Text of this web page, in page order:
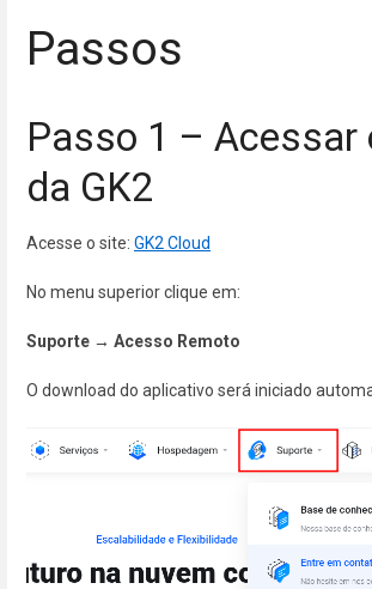
Passos
Passo 1 – Acessar
da GK2
Acesse o site: GK2 Cloud
No menu superior clique em:
Suporte → Acesso Remoto
O download do aplicativo será iniciado